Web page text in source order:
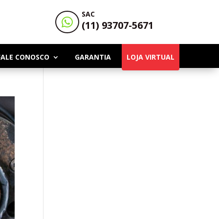

SAC
(11) 93707-5671
CONOSCO GARANTIA LOJA VIRTUAL